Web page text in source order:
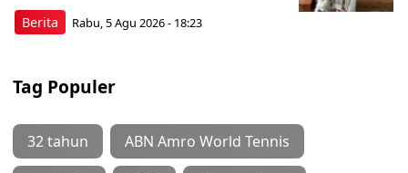
Berita Rabu, 5 Agu 2026 - 18:23
Tag Populer
32 tahun ABN Amro World Tennis